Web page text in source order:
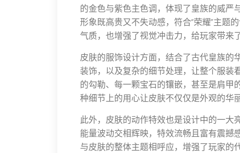
的金色与紫色主色调，体现了皇族的威严
形象既高贵又不失动感，符合“荣耀”主题
气质，也增强了视觉冲击力，给玩家带来
皮肤的服饰设计方面，结合了古代皇族的
装饰，以及复杂的细节处理，让整个服装
的勾勒、每一颗宝石的镶嵌，甚至是肩甲
种细节上的用心让皮肤不仅仅是外观的华
此外，皮肤的动作特效也是设计中的一大
能量波动交相辉映，特效流畅且富有震撼
与皮肤的整体主题相呼应，增强了玩家的